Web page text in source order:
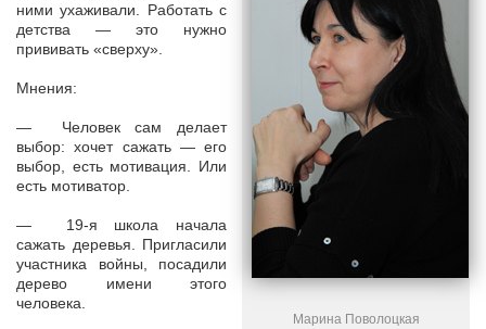
Марина Поволоцкая
ними ухаживали. Работать с
детства — это нужно
прививать «сверху».
Мнения:
— Человек сам делает
выбор: хочет сажать — его
выбор, есть мотивация. Или
есть мотиватор.
— 19-я школа начала
сажать деревья. Пригласили
участника войны, посадили
дерево имени этого
человека.